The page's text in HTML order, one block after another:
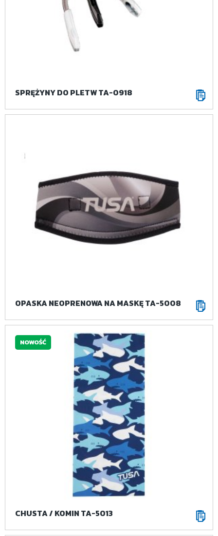
SPRĘŻYNY DO PLETW TA-0918
OPASKA NEOPRENOWA NA MASKĘ TA-5008
CHUSTA / KOMIN TA-5013